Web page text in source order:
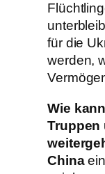
für die
werden,
Wie
Truppen
China